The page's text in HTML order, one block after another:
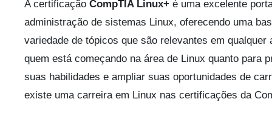
A certificação CompTIA Linux+ é uma excelente
administração de sistemas Linux, oferecendo uma
variedade de tópicos que são relevantes em
quem está começando na área de Linux quanto para
suas habilidades e ampliar suas oportunidades de
existe uma carreira em Linux nas certificações da